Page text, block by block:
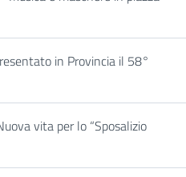
in Provincia il 58°
vita per lo “Sposalizio